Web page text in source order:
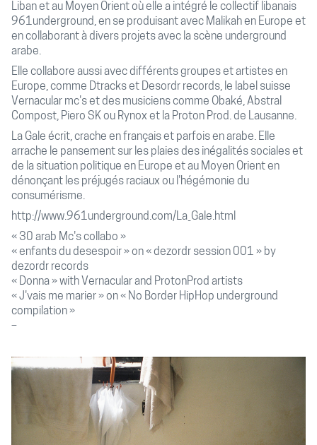
Liban et au Moyen Orient où elle a intégré le collectif libanais
961underground, en se produisant avec Malikah en Europe et
en collaborant à divers projets avec la scène underground
arabe.
Elle collabore aussi avec différents groupes et artistes en
Europe, comme Dtracks et Desordr records, le label suisse
Vernacular mc's et des musiciens comme Obaké, Abstral
Compost, Piero SK ou Rynox et la Proton Prod. de Lausanne.
La Gale écrit, crache en français et parfois en arabe. Elle
arrache le pansement sur les plaies des inégalités sociales et
de la situation politique en Europe et au Moyen Orient en
dénonçant les préjugés raciaux ou l'hégémonie du
consumérisme.
http://www.961underground.com/La_Gale.html
« 30 arab Mc's collabo »
« enfants du desespoir » on « dezordr session 001 » by
dezordr records
« Donna » with Vernacular and ProtonProd artists
« J'vais me marier » on « No Border HipHop underground
compilation »